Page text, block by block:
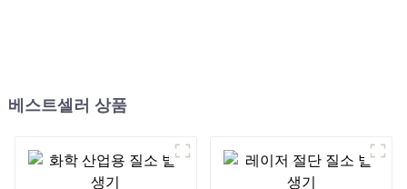
베스트셀러 상품